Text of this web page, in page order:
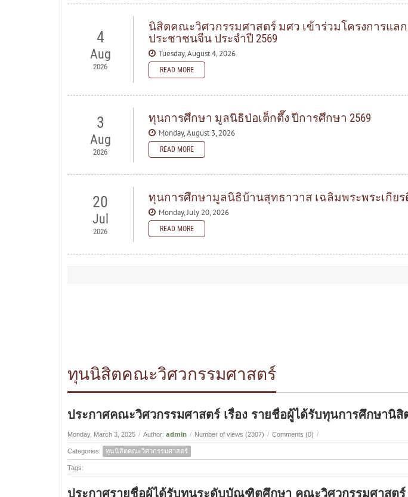
4
Aug
2026
นิสิตคณะวิศวกรรมศาสตร์ มศว เข้าร่วมโครงการแล
ประชาชนจีน ประจำปี 2569
Tuesday, August 4, 2026
READ MORE
3
Aug
2026
ทุนการศึกษา มูลนิธิป่อเต็กตึ๊ง ปีการศึกษา 2569
Monday, August 3, 2026
READ MORE
20
Jul
2026
ทุนการศึกษามูลนิธิบ้านสุทธาวาส เฉลิมพระพระเกียร
Monday, July 20, 2026
READ MORE
ทุนนิสิตคณะวิศวกรรมศาสตร์
ประกาศคณะวิศวกรรมศาสตร์ เรื่อง รายชื่อผู้ได้รับทุนการศึกษานิ
Monday, March 3, 2025 / Author: admin / Number of views (2307) / Comments (0) /
Categories: ทุนนิสิตคณะวิศวกรรมศาสตร์
Tags:
ประกาศรายชื่อผู้ได้รับทุนระดับบัณฑิตศึกษา คณะวิศวกรรมศาสตร์